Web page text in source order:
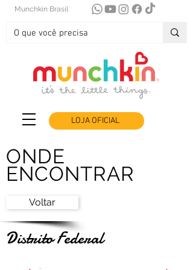
Munchkin Brasil
LOJA OFICIAL
ONDE
ENCONTRAR
Voltar
Distrito Federal